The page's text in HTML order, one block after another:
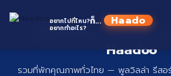
อยากไปที่ไหน?
อยากทำอะไร?
ก็... Haadoo
อ่านว่า หาดู
ที่พักทั่วไทย จองง่าย
Haadoo
รวมที่พักคุณภาพทั่วไทย — พูลวิลล่า รีสอ